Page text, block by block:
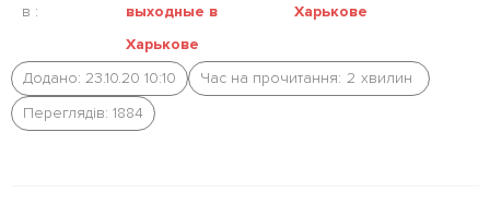
в :
выходные в
Харькове
Харькове
Додано: 23.10.20 10:10 Час на прочитання: 2 хвилин
Переглядів: 1884